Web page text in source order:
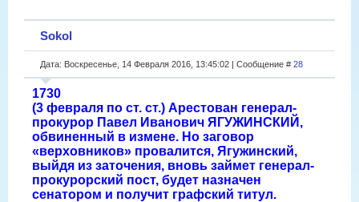
Sokol
Дата: Воскресенье, 14 Февраля 2016, 13:45:02 | Сообщение # 28
1730
(3 февраля по ст. ст.) Арестован генерал-
прокурор Павел Иванович ЯГУЖИНСКИЙ,
обвиненный в измене. Но заговор
«верховников» провалится, Ягужинский,
выйдя из заточения, вновь займет генерал-
прокурорский пост, будет назначен
сенатором и получит графский титул.